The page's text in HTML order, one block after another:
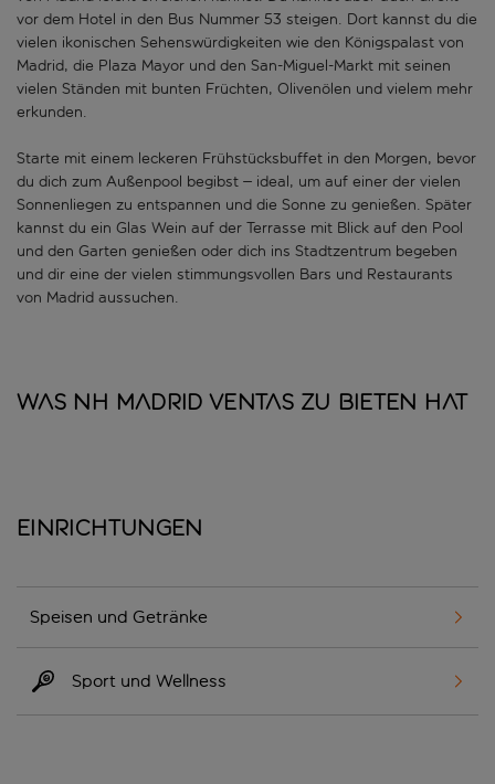
vor dem Hotel in den Bus Nummer 53 steigen. Dort kannst du die
vielen ikonischen Sehenswürdigkeiten wie den Königspalast von
Madrid, die Plaza Mayor und den San-Miguel-Markt mit seinen
vielen Ständen mit bunten Früchten, Olivenölen und vielem mehr
erkunden.
Starte mit einem leckeren Frühstücksbuffet in den Morgen, bevor
du dich zum Außenpool begibst – ideal, um auf einer der vielen
Sonnenliegen zu entspannen und die Sonne zu genießen. Später
kannst du ein Glas Wein auf der Terrasse mit Blick auf den Pool
und den Garten genießen oder dich ins Stadtzentrum begeben
und dir eine der vielen stimmungsvollen Bars und Restaurants
von Madrid aussuchen.
Was NH Madrid Ventas zu bieten hat
Einrichtungen
Speisen und Getränke
Sport und Wellness